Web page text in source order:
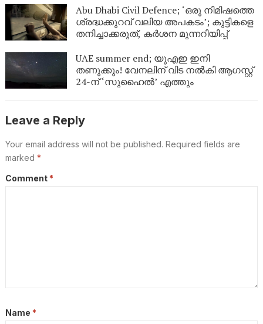
Abu Dhabi Civil Defence; ‘ഒരു നിമിഷത്തെ
ശ്രദ്ധക്കുറവ് വലിയ അപകടം’; കുട്ടികളെ
തനിച്ചാക്കരുത്, കർശന മുന്നറിയിപ്പ്
UAE summer end; യുഎഇ ഇനി
തണുക്കും! വേനലിന് വിട നൽകി ആഗസ്റ്റ്
24-ന് ‘സുഹൈൽ’ എത്തും
Leave a Reply
Your email address will not be published. Required fields are
marked *
Comment *
Name *